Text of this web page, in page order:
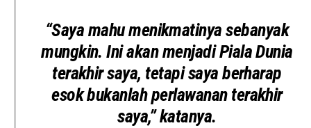
“Saya mahu menikmatinya sebanyak
mungkin. Ini akan menjadi Piala Dunia
terakhir saya, tetapi saya berharap
esok bukanlah perlawanan terakhir
saya,” katanya.